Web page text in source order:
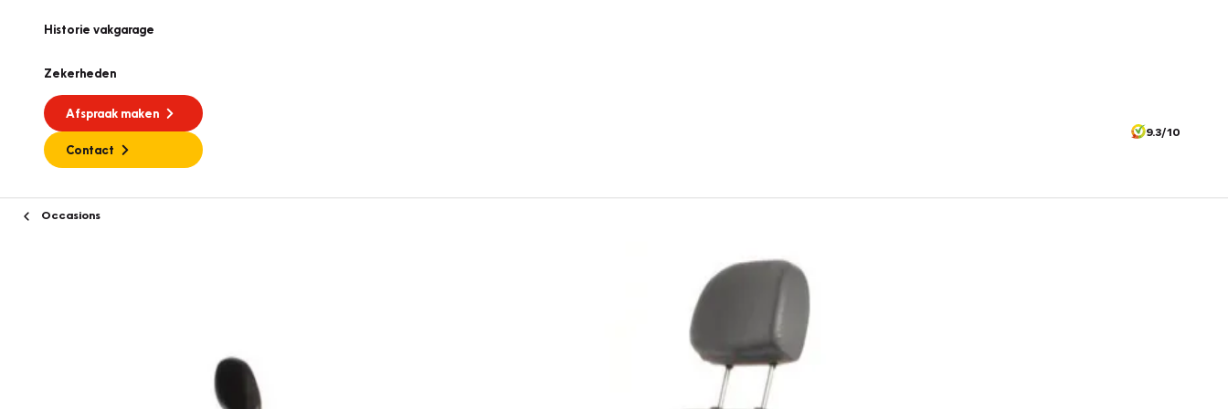
Historie vakgarage
Zekerheden
Afspraak maken
Contact
9.3/10
Occasions